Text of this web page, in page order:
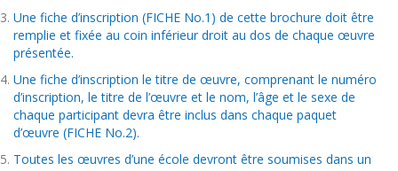
Une fiche d’inscription (FICHE No.1) de cette brochure doit être
remplie et fixée au coin inférieur droit au dos de chaque œuvre
présentée.
Une fiche d’inscription le titre de œuvre, comprenant le numéro
d’inscription, le titre de l’œuvre et le nom, l’âge et le sexe de
chaque participant devra être inclus dans chaque paquet
d’œuvre (FICHE No.2).
Toutes les œuvres d’une école devront être soumises dans un